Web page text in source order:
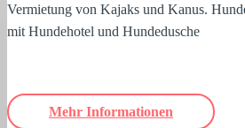
Vermietung von Kajaks und Kanus.
mit Hundehotel und Hundedusche
Mehr Informationen